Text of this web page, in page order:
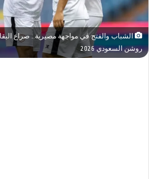
روشن السعودي 2026